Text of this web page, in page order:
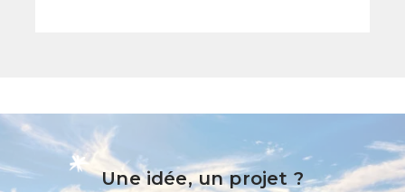
Une idée, un projet ?